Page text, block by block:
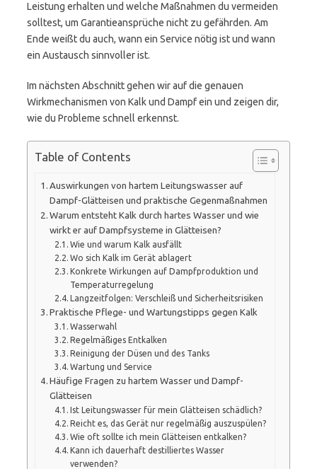
Leistung erhalten und welche Maßnahmen du vermeiden
solltest, um Garantieansprüche nicht zu gefährden. Am
Ende weißt du auch, wann ein Service nötig ist und wann
ein Austausch sinnvoller ist.
Im nächsten Abschnitt gehen wir auf die genauen
Wirkmechanismen von Kalk und Dampf ein und zeigen dir,
wie du Probleme schnell erkennst.
Table of Contents
Auswirkungen von hartem Leitungswasser auf
Dampf-Glätteisen und praktische Gegenmaßnahmen
Warum entsteht Kalk durch hartes Wasser und wie
wirkt er auf Dampfsysteme in Glätteisen?
Wie und warum Kalk ausfällt
Wo sich Kalk im Gerät ablagert
Konkrete Wirkungen auf Dampfproduktion und
Temperaturregelung
Langzeitfolgen: Verschleiß und Sicherheitsrisiken
Praktische Pflege- und Wartungstipps gegen Kalk
Wasserwahl
Regelmäßiges Entkalken
Reinigung der Düsen und des Tanks
Wartung und Service
Häufige Fragen zu hartem Wasser und Dampf-
Glätteisen
Ist Leitungswasser für mein Glätteisen schädlich?
Reicht es, das Gerät nur regelmäßig auszuspülen?
Wie oft sollte ich mein Glätteisen entkalken?
Kann ich dauerhaft destilliertes Wasser
verwenden?